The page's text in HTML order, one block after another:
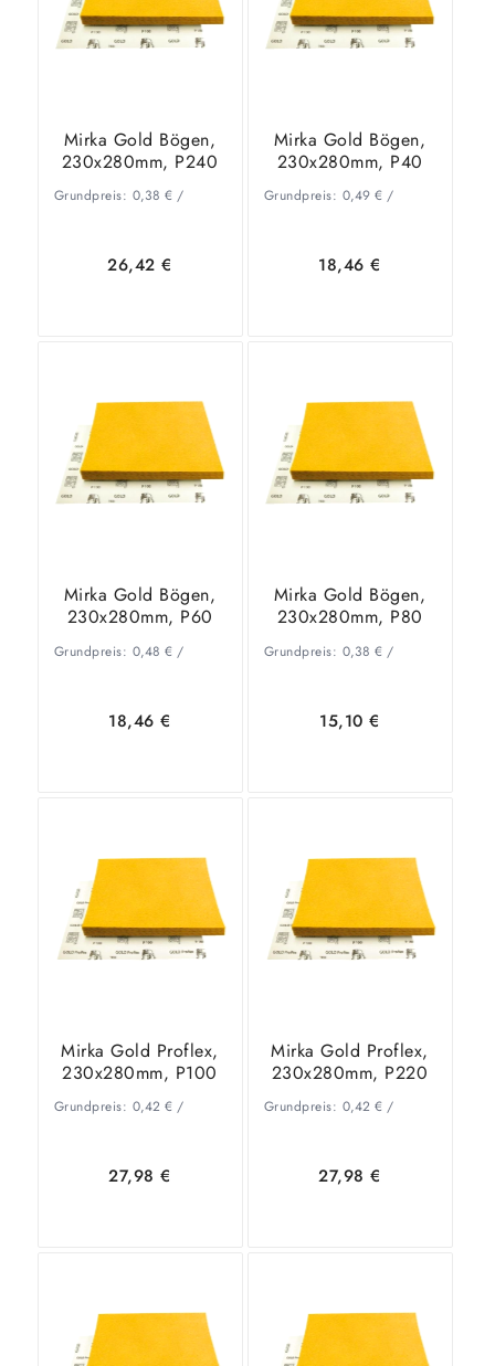
Mirka Gold Bögen,
230x280mm, P240
Grundpreis: 0,38 €/
26,42€
Mirka Gold Bögen,
230x280mm, P40
Grundpreis: 0,49 €/
18,46€
Mirka Gold Bögen,
230x280mm, P60
Grundpreis: 0,48 €/
18,46€
Mirka Gold Bögen,
230x280mm, P80
Grundpreis: 0,38 €/
15,10€
Mirka Gold Proflex,
230x280mm, P100
Grundpreis: 0,42 €/
27,98€
Mirka Gold Proflex,
230x280mm, P220
Grundpreis: 0,42 €/
27,98€